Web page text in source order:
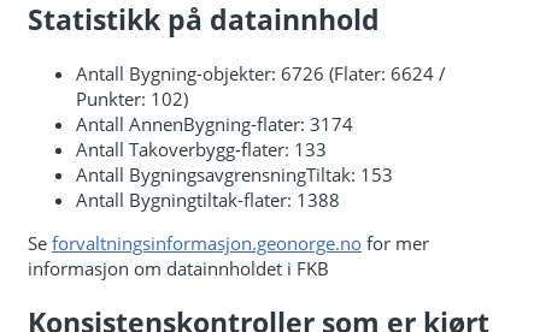
Statistikk på datainnhold
Antall Bygning-objekter: 6726 (Flater: 6624 /
Punkter: 102)
Antall AnnenBygning-flater: 3174
Antall Takoverbygg-flater: 133
Antall BygningsavgrensningTiltak: 153
Antall Bygningtiltak-flater: 1388
Se forvaltningsinformasjon.geonorge.no for mer
informasjon om datainnholdet i FKB
Konsistenskontroller som er kjørt